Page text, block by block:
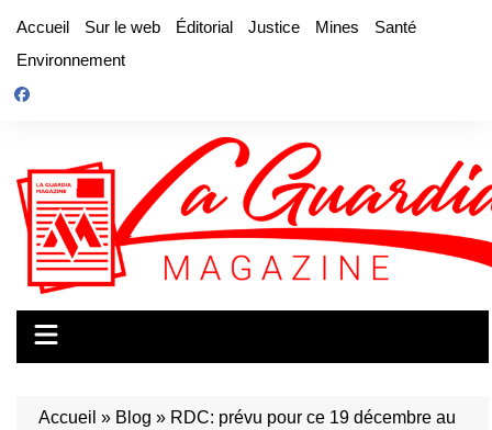
contenu
Accueil Sur le web Éditorial Justice Mines
Santé
Environnement
Accueil » Blog » RDC: prévu pour ce 19 décembre au